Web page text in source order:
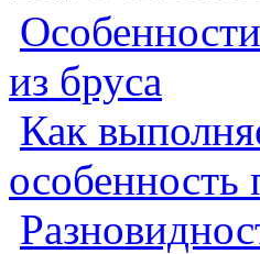
из бруса
Как
особенность